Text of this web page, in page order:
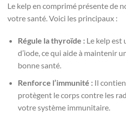
Le kelp en comprimé présente de
votre santé. Voici les principaux :
Régule la thyroïde :Le kelp est
d’iode, ce qui aide à maintenir
bonne santé.
Renforce l’immunité :Il
protègent le corps contre les
votre système immunitaire.